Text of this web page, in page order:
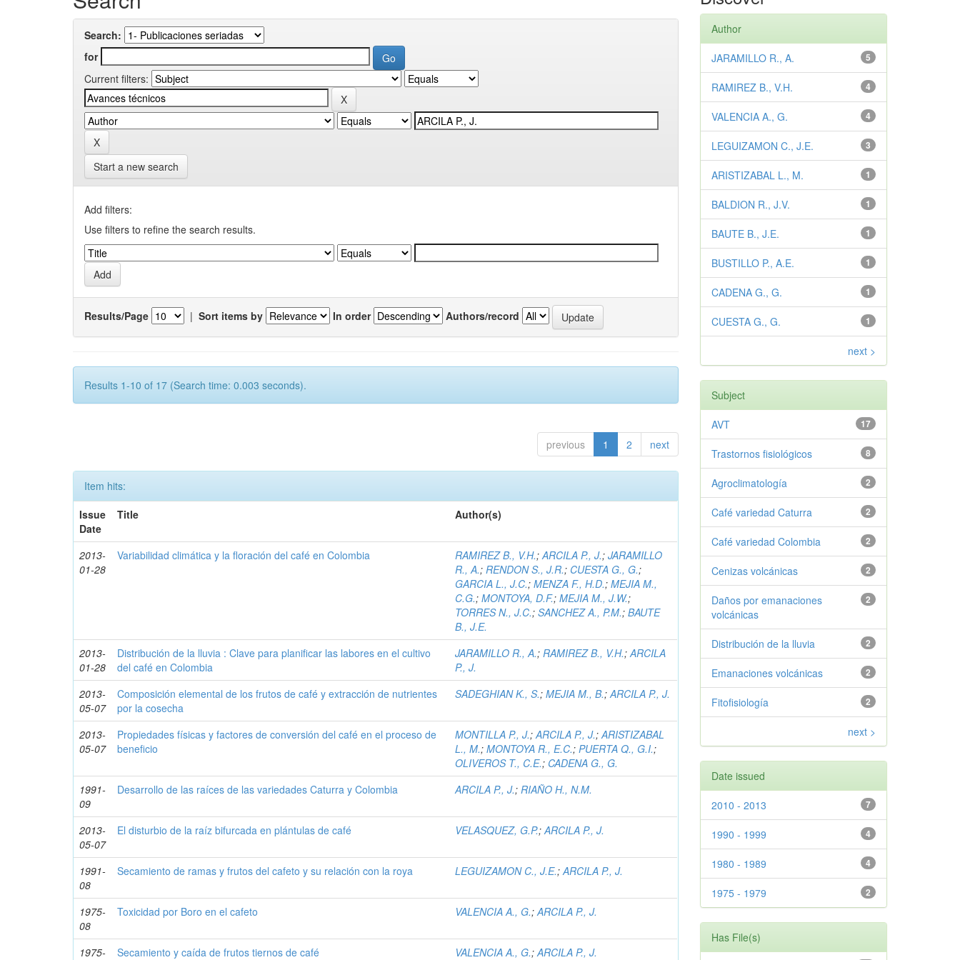
Search:
for
Current filters:
Start a new search
Add filters:
Use filters to refine the search results.
Results/Page | Sort items by In order Authors/record
Results 1-10 of 17 (Search time: 0.003 seconds).
previous 1 2 next
Item hits:
Issue
Date
Title Author(s)
2013-
01-28
Variabilidad climática y la floración del café en Colombia RAMIREZ B., V.H.;ARCILA P., J.;JARAMILLO
R., A.;RENDON S., J.R.; CUESTA G., G.;
GARCIA L., J.C.;MENZA F., H.D.;MEJIA M.,
C.G.;MONTOYA, D.F.;MEJIA M., J.W.;
TORRES N., J.C.;SANCHEZ A., P.M.;BAUTE
B., J.E.
2013-
01-28
Distribución de la lluvia : Clave para planificar las labores en el cultivo
del café en Colombia
JARAMILLO R., A.;RAMIREZ B., V.H.;ARCILA
P., J.
2013-
05-07
Composición elemental de los frutos de café y extracción de nutrientes
por la cosecha
SADEGHIAN K., S.;MEJIA M., B.;ARCILA P., J.
2013-
05-07
Propiedades físicas y factores de conversión del café en el proceso de
beneficio
MONTILLA P., J.;ARCILA P., J.;ARISTIZABAL
L., M.;MONTOYA R., E.C.;PUERTA Q., G.I.;
OLIVEROS T., C.E.; CADENA G., G.
1991-
09
Desarrollo de las raíces de las variedades Caturra y Colombia ARCILA P., J.;RIAÑO H., N.M.
2013-
05-07
El disturbio de la raíz bifurcada en plántulas de café VELASQUEZ, G.P.;ARCILA P., J.
1991-
08
Secamiento de ramas y frutos del cafeto y su relación con la roya LEGUIZAMON C., J.E.;ARCILA P., J.
1975-
08
Toxicidad por Boro en el cafeto VALENCIA A., G.;ARCILA P., J.
1975-
Secamiento y caída de frutos tiernos de café VALENCIA A., G.;ARCILA P., J.
Author
5
JARAMILLO R., A.
4
RAMIREZ B., V.H.
4
VALENCIA A., G.
3
LEGUIZAMON C., J.E.
1
ARISTIZABAL L., M.
1
BALDION R., J.V.
1
BAUTE B., J.E.
1
BUSTILLO P., A.E.
1
CADENA G., G.
1
CUESTA G., G.
next >
Subject
17
AVT
8
Trastornos fisiológicos
2
Agroclimatología
2
Café variedad Caturra
2
Café variedad Colombia
2
Cenizas volcánicas
2
Daños por emanaciones
volcánicas
2
Distribución de la lluvia
2
Emanaciones volcánicas
2
Fitofisiología
next >
Date issued
7
2010 - 2013
4
1990 - 1999
4
1980 - 1989
2
1975 - 1979
Has File(s)